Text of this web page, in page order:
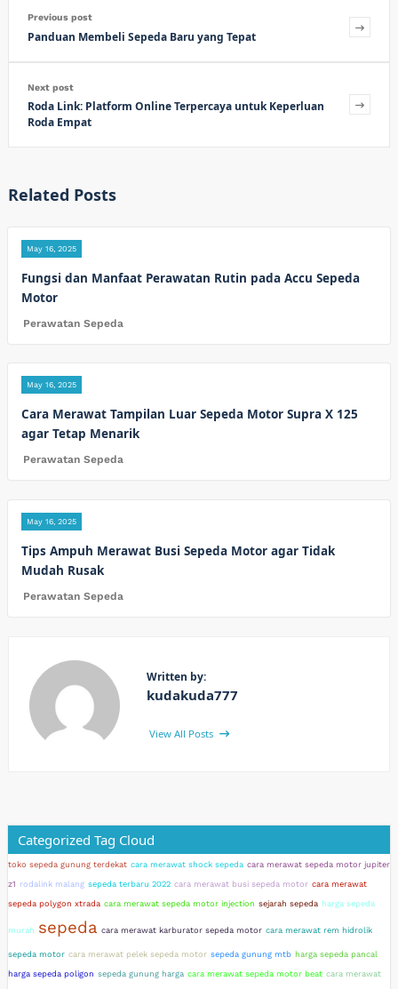
Previous post
Panduan Membeli Sepeda Baru yang Tepat
Next post
Roda Link: Platform Online Terpercaya untuk Keperluan
Roda Empat
Related Posts
May 16, 2025
Fungsi dan Manfaat Perawatan Rutin pada Accu Sepeda
Motor
Perawatan Sepeda
May 16, 2025
Cara Merawat Tampilan Luar Sepeda Motor Supra X 125
agar Tetap Menarik
Perawatan Sepeda
May 16, 2025
Tips Ampuh Merawat Busi Sepeda Motor agar Tidak
Mudah Rusak
Perawatan Sepeda
Written by:
kudakuda777
View All Posts
Categorized Tag Cloud
toko sepeda gunung terdekat cara merawat shock sepeda cara merawat sepeda motor jupiter
z1 rodalink malang sepeda terbaru 2022 cara merawat busi sepeda motor cara merawat
sepeda polygon xtrada cara merawat sepeda motor injection sejarah sepeda harga sepeda
murah sepeda cara merawat karburator sepeda motor cara merawat rem hidrolik
sepeda motor cara merawat pelek sepeda motor sepeda gunung mtb harga sepeda pancal
harga sepeda poligon sepeda gunung harga cara merawat sepeda motor beat cara merawat